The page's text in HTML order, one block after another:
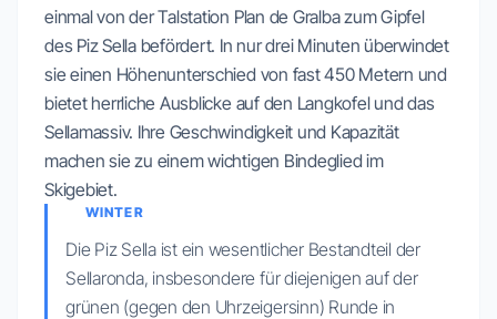
einmal von der Talstation Plan de Gralba zum Gipfel
des Piz Sella befördert. In nur drei Minuten überwindet
sie einen Höhenunterschied von fast 450 Metern und
bietet herrliche Ausblicke auf den Langkofel und das
Sellamassiv. Ihre Geschwindigkeit und Kapazität
machen sie zu einem wichtigen Bindeglied im
Skigebiet.
WINTER
Die Piz Sella ist ein wesentlicher Bestandteil der
Sellaronda, insbesondere für diejenigen auf der
grünen (gegen den Uhrzeigersinn) Runde in